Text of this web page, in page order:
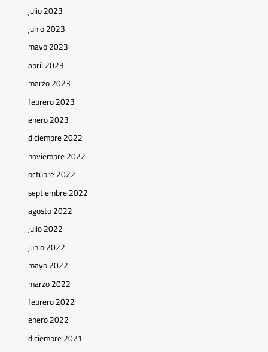
julio 2023
junio 2023
mayo 2023
abril 2023
marzo 2023
febrero 2023
enero 2023
diciembre 2022
noviembre 2022
octubre 2022
septiembre 2022
agosto 2022
julio 2022
junio 2022
mayo 2022
marzo 2022
febrero 2022
enero 2022
diciembre 2021